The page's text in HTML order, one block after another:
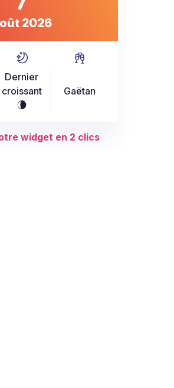
2026
Dernier
croissant
V
Gaëtan
widget en 2 clics